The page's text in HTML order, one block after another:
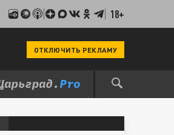
18+
ОТКЛЮЧИТЬ РЕКЛАМУ